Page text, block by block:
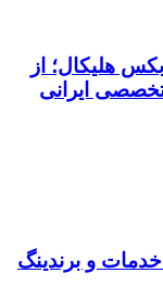
هلیکال؛ از
و برندینگ